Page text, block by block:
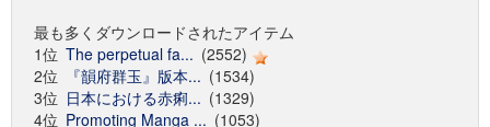
最も多くダウンロードされたアイテム
1位 The perpetual fa... (2552)
2位
『韻府群玉』版本... (1534)
3位 日本における赤痢... (1329)
4位 Promoting Manga ... (1053)